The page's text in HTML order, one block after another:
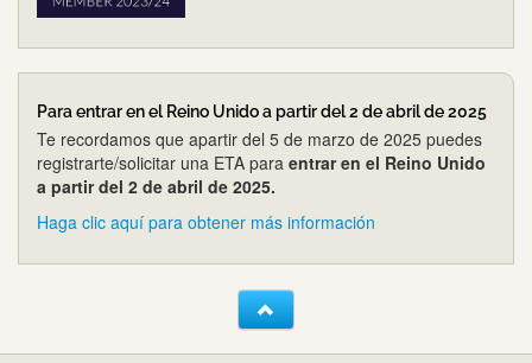
Para entrar en el Reino Unido a partir del 2 de abril de 2025
Te recordamos que apartir del 5 de marzo de 2025 puedes
registrarte/solicitar una ETA para entrar en el Reino Unido
a partir del 2 de abril de 2025.
Haga clic aquí para obtener más información